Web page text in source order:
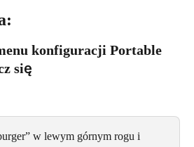
konfiguracji Portable
się
w lewym górnym rogu i